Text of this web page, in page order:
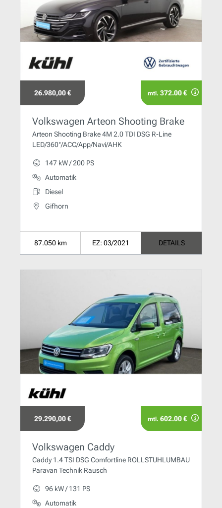
26.980,00 € mtl. 372.00 €
Volkswagen Arteon Shooting Brake
Arteon Shooting Brake 4M 2.0 TDI DSG R-Line
LED/360°/ACC/App/Navi/AHK
147 kW / 200 PS
Automatik
Diesel
Gifhorn
87.050 km EZ: 03/2021 DETAILS
29.290,00 € mtl. 602.00 €
Volkswagen Caddy
Caddy 1.4 TSI DSG Comfortline ROLLSTUHLUMBAU
Paravan Technik Rausch
96 kW / 131 PS
Automatik